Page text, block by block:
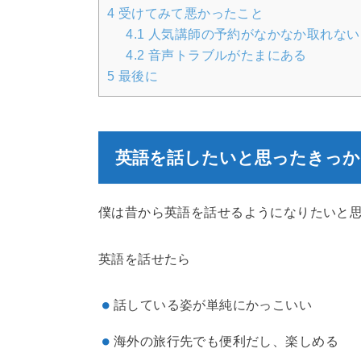
4 受けてみて悪かったこと
4.1 人気講師の予約がなかなか取れない
4.2 音声トラブルがたまにある
5 最後に
英語を話したいと思ったきっ
僕は昔から英語を話せるようになりたいと
英語を話せたら
話している姿が単純にかっこいい
海外の旅行先でも便利だし、楽しめる